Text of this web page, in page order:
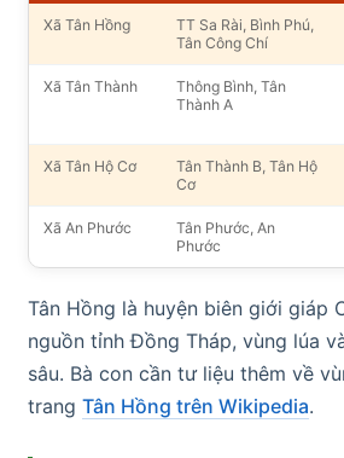
Xã Tân Hồng
TT Sa Rài, Bình Phú,
Tân Công Chí
Xã Tân Thành
Thông Bình, Tân
Thành A
Xã Tân Hộ Cơ
Tân Thành B, Tân Hộ
Cơ
Xã An Phước
Tân Phước, An
Phước
Tân Hồng là huyện biên giới giáp
nguồn tỉnh Đồng Tháp, vùng lúa
sâu. Bà con cần tư liệu thêm về
trang Tân Hồng trên Wikipedia.